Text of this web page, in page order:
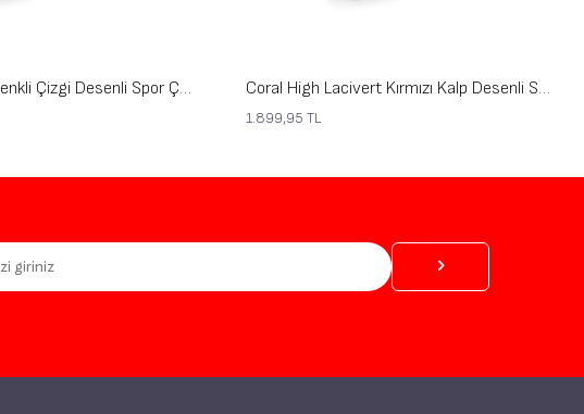
Coral High Çok Renkli Çizgi Desenli Spor Çantası 27548 Coral High Lacivert Kırmızı Kalp Desenli Spor Çantası 27547
1.899,95 TL